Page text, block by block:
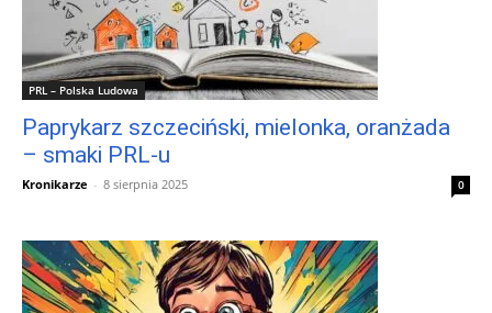
PRL – Polska Ludowa
Paprykarz szczeciński, mielonka, oranżada
– smaki PRL-u
Kronikarze - 8 sierpnia 2025 0